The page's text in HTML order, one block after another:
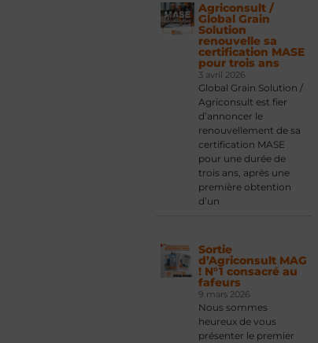
Agriconsult /
Global Grain
Solution
renouvelle sa
certification MASE
pour trois ans
3 avril 2026
Global Grain Solution /
Agriconsult est fier
d’annoncer le
renouvellement de sa
certification MASE
pour une durée de
trois ans, après une
première obtention
d’un
Sortie
d’Agriconsult MAG
! N°1 consacré au
fafeurs
9 mars 2026
Nous sommes
heureux de vous
présenter le premier